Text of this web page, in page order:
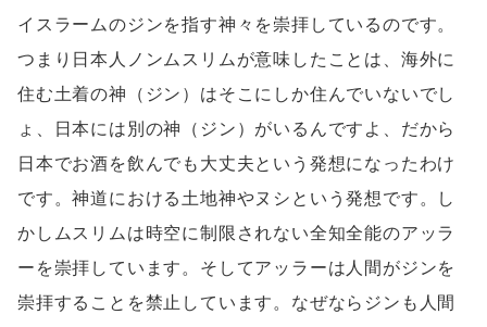
イスラームのジンを指す神々を崇拝しているのです。
つまり日本人ノンムスリムが意味したことは、海外に
住む土着の神（ジン）はそこにしか住んでいないでし
ょ、日本には別の神（ジン）がいるんですよ、だから
日本でお酒を飲んでも大丈夫という発想になったわけ
です。神道における土地神やヌシという発想です。し
かしムスリムは時空に制限されない全知全能のアッラ
ーを崇拝しています。そしてアッラーは人間がジンを
崇拝することを禁止しています。なぜならジンも人間